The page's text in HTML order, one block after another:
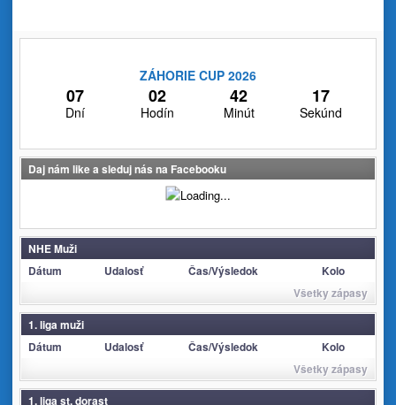
ZÁHORIE CUP 2026
07
Dní
02
Hodín
42
Minút
17
Sekúnd
Daj nám like a sleduj nás na Facebooku
NHE Muži
Dátum
Udalosť Čas/Výsledok
Kolo
Všetky zápasy
1. liga muži
Dátum
Udalosť Čas/Výsledok
Kolo
Všetky zápasy
1. liga st. dorast